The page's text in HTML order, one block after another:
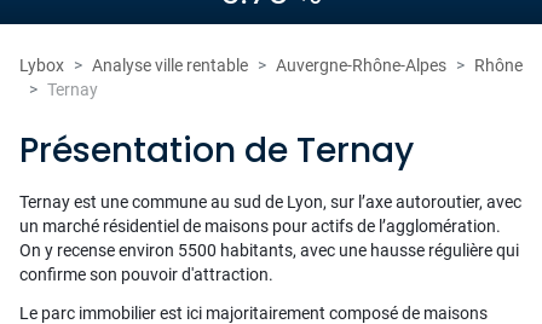
Lybox Analyse ville rentable Auvergne-Rhône-Alpes
Rhône
Ternay
Présentation de Ternay
Ternay est une commune au sud de Lyon, sur l’axe autoroutier, avec
un marché résidentiel de maisons pour actifs de l’agglomération.
On y recense environ 5500 habitants, avec une hausse régulière qui
confirme son pouvoir d'attraction.
Le parc immobilier est ici majoritairement composé de maisons